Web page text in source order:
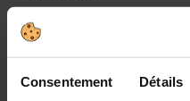
Consentement Détails